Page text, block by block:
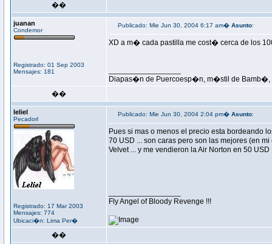
��
juanan
Condemor
Registrado: 01 Sep 2003
Mensajes: 181
Publicado: Mie Jun 30, 2004 6:17 am� Asunto:
XD a m� cada pastilla me cost� cerca de los
Diapas�n de Puercoesp�n, m�stil de Bamb�,
��
leliel
Pecadorl
Registrado: 17 Mar 2003
Mensajes: 774
Ubicaci�n: Lima Per�
Publicado: Mie Jun 30, 2004 2:04 pm� Asunto:
Pues si mas o menos el precio esta bordeando
70 USD ... son caras pero son las mejores (en
Velvet ... y me vendieron la Air Norton en 50
Fly Angel of Bloody Revenge !!!
��